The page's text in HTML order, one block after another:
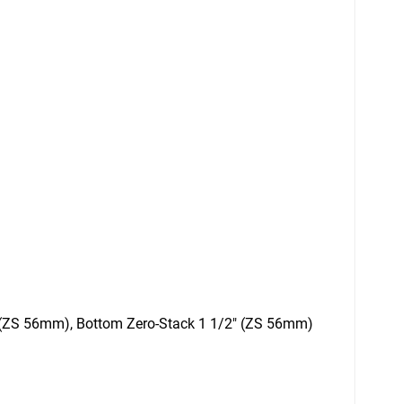
56mm), Bottom Zero-Stack 1 1/2" (ZS 56mm)